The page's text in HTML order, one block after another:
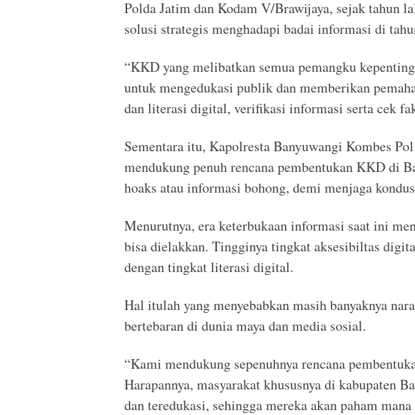
Polda Jatim dan Kodam V/Brawijaya, sejak tahun
solusi strategis menghadapi badai informasi di
“KKD yang melibatkan semua pemangku
untuk mengedukasi publik dan memberikan
dan literasi digital, verifikasi informasi serta cek
Sementara itu, Kapolresta Banyuwangi Kombes
mendukung penuh rencana pembentukan KKD di
hoaks atau informasi bohong, demi menjaga
Menurutnya, era keterbukaan informasi saat ini
bisa dielakkan. Tingginya tingkat aksesibiltas
dengan tingkat literasi digital.
Hal itulah yang menyebabkan masih banyaknya
bertebaran di dunia maya dan media sosial.
“Kami mendukung sepenuhnya rencana
Harapannya, masyarakat khususnya di kabupaten
dan teredukasi, sehingga mereka akan paham